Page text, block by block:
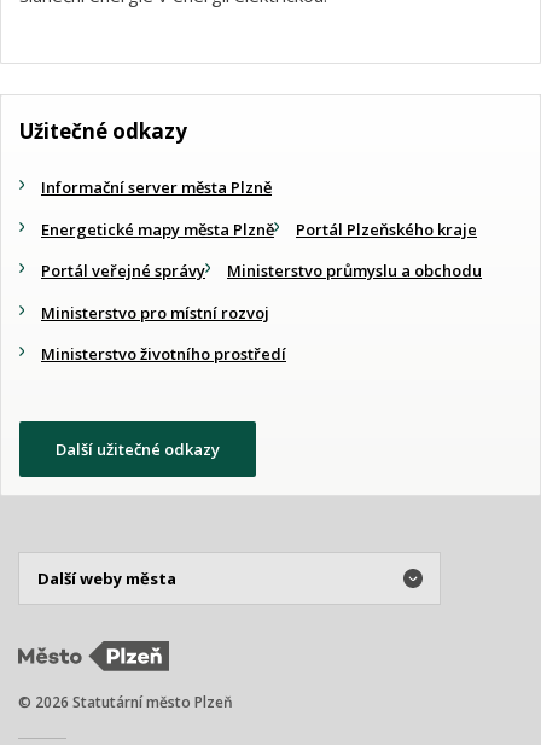
Užitečné odkazy
Informační server města Plzně
Energetické mapy města Plzně
Portál Plzeňského kraje
Portál veřejné správy
Ministerstvo průmyslu a obchodu
Ministerstvo pro místní rozvoj
Ministerstvo životního prostředí
Další užitečné odkazy
© 2026 Statutární město Plzeň